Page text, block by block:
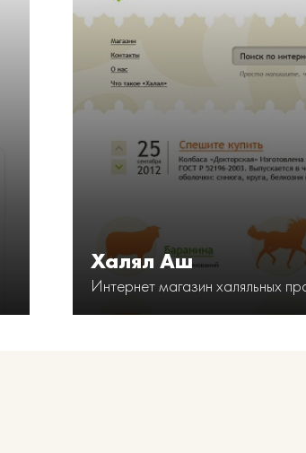
Халял Аш
Интернет магазин халяльных